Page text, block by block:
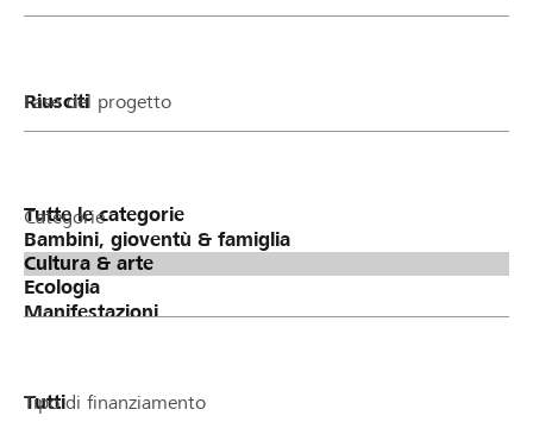
Fase del progetto
Categorie
Tipo di finanziamento